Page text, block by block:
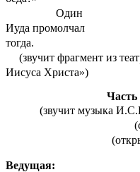
Один
Иуда промолчал
тогда.
(звучит фрагмент из
Иисуса Христа»)
Часть
(звучит музыка
Ведущая: